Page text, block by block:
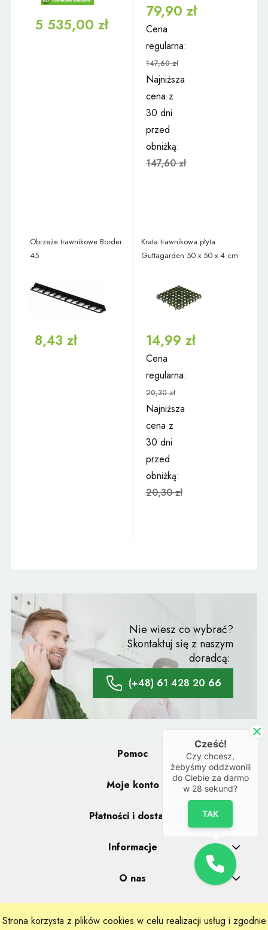
Strona korzysta z plików cookies w celu realizacji usług i zgodnie
5 535,00 zł
79,90 zł
Cena
regularna:
147,60 zł
Najniższa
cena z
30 dni
przed
obniżką:
147,60 zł
Obrzeże trawnikowe Border
45
8,43 zł
Krata trawnikowa płyta
Guttagarden 50 x 50 x 4 cm
14,99 zł
Cena
regularna:
20,30 zł
Najniższa
cena z
30 dni
przed
obniżką:
20,30 zł
Nie wiesz co wybrać?
Skontaktuj się z naszym
doradcą:
(+48) 61 428 20 66
Pomoc
Moje konto
Płatności i dostawa
Informacje
O nas
Realizacje: Dpl Agency -Szablony Shoper
Cześć!
Czy chcesz,
żebyśmy oddzwonili
do Ciebie za darmo
w 28 sekund?
TAK